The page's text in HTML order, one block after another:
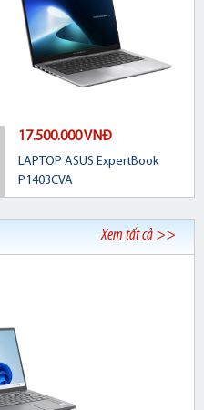
17.500.000 VNĐ
LAPTOP ASUS ExpertBook
P1403CVA
Xem tất cả >>